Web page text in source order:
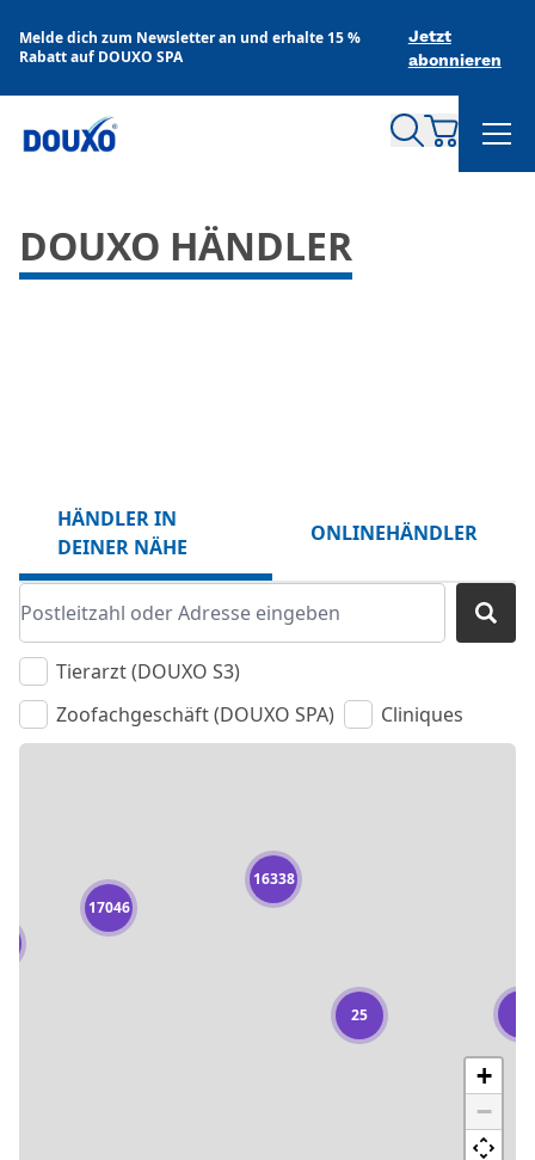
Melde dich zum Newsletter an und erhalte 15 %
Rabatt auf DOUXO SPA
Jetzt
abonnieren
DOUXO HÄNDLER
HÄNDLER IN
DEINER NÄHE
ONLINEHÄNDLER